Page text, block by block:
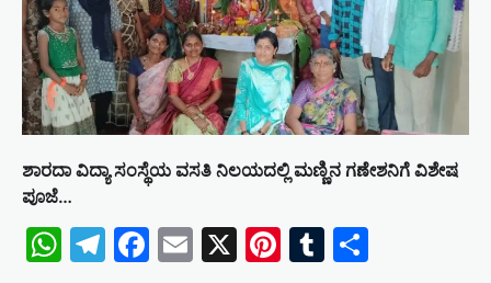
ಶಾರದಾ ವಿದ್ಯಾ ಸಂಸ್ಥೆಯ ವಸತಿ ನಿಲಯದಲ್ಲಿ ಮಣ್ಣಿನ ಗಣೇಶನಿಗೆ ವಿಶೇಷ
ಪೂಜೆ…
WhatsApp
Telegram
Facebook
Email
X Pinterest
Tumblr